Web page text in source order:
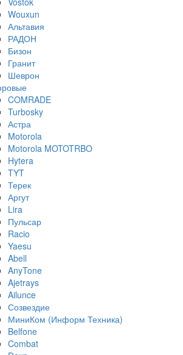
Wouxun
Альтавия
РАДОН
Бизон
Гранит
Шеврон
COMRADE
Turbosky
Астра
Motorola
Motorola MOTOTRBO
Hytera
TYT
Терек
Аргут
Lira
Пульсар
Racio
Yaesu
Abell
AnyTone
Ajetrays
Ailunce
Созвездие
МиниКом (Информ Техника)
Belfone
Combat